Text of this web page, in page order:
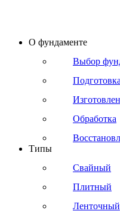
О фундаменте
Выбор
Подготовка
Обработка
Типы
Свайный
Плитный
Ленточный